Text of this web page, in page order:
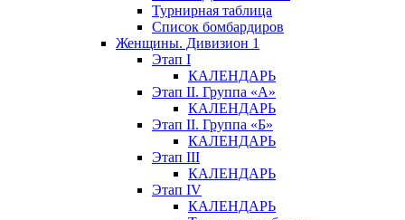
Турнирная таблица
Список бомбардиров
Женщины. Дивизион 1
Этап I
КАЛЕНДАРЬ
Этап II. Группа «А»
КАЛЕНДАРЬ
Этап II. Группа «Б»
КАЛЕНДАРЬ
Этап III
КАЛЕНДАРЬ
Этап IV
КАЛЕНДАРЬ